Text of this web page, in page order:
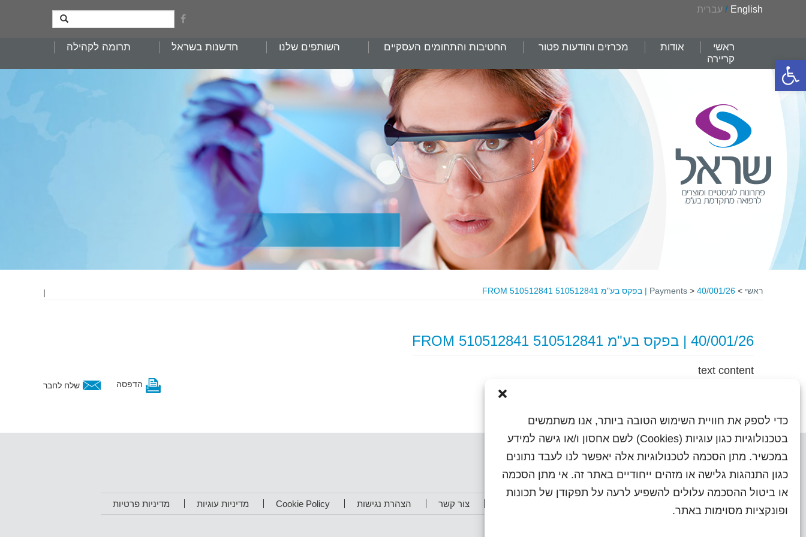
פתח סרגל נגישות
כדי לספק את חוויית השימוש הטובה ביותר, אנו משתמשים
בטכנולוגיות כגון עוגיות (Cookies) לשם אחסון ו/או גישה למידע
במכשיר. מתן הסכמה לטכנולוגיות אלה יאפשר לנו לעבד נתונים
כגון התנהגות גלישה או מזהים ייחודיים באתר זה. אי מתן הסכמה
או ביטול ההסכמה עלולים להשפיע לרעה על תפקודן של תכונות
ופונקציות מסוימות באתר.
English
/ עברית
ראשי אודות מכרזים והודעות פטור החטיבות והתחומים העסקיים השותפים שלנו חדשנות בשראל
תרומה לקהילה
קריירה
ראשי >
Payments > 40/001/26 | בפקס בע"מ 510512841 FROM 510512841 |
40/001/26 | בפקס בע"מ 510512841 FROM 510512841
text content
שלח לחבר הדפסה
צור קשר הצהרת נגישות Cookie Policy מדיניות עוגיות מדיניות פרטיות